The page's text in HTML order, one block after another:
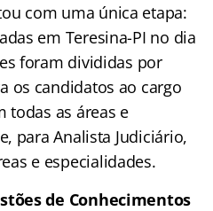
com uma única etapa:
em Teresina-PI no dia
foram divididas por
os candidatos ao cargo
todas as áreas e
para Analista Judiciário,
e especialidades.
de Conhecimentos